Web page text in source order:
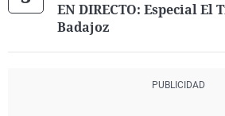
EN DIRECTO: Especial El
Badajoz